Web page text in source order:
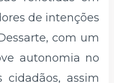
de intenções
com um
autonomia no
assim